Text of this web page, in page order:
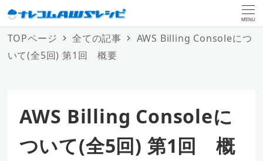
MENU
TOPページ 全ての記事
AWS Billing Consoleにつ
いて(全5回) 第1回 概要
AWS Billing Consoleに
ついて(全5回) 第1回 概